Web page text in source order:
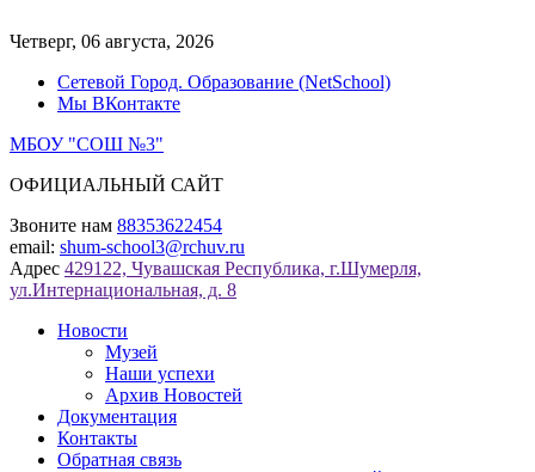
к
Четверг, 06 августа, 2026
Сетевой Город. Образование (NetSchool)
Мы ВКонтакте
МБОУ "СОШ №3"
ОФИЦИАЛЬНЫЙ САЙТ
Звоните нам 88353622454
email: shum-school3@rchuv.ru
Адрес 429122, Чувашская Республика, г.Шумерля,
ул.Интернациональная, д. 8
Новости
Музей
Наши успехи
Архив Новостей
Документация
Контакты
Обратная связь